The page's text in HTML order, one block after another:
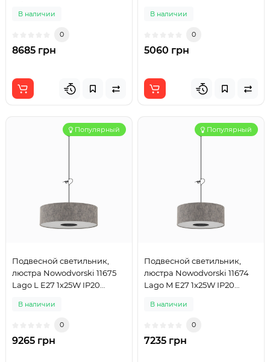
В наличии
0
8685 грн
В наличии
0
5060 грн
Популярный
Подвесной светильник,
люстра Nowodvorski 11675
Lago L E27 1x25W IP20
В наличии
0
9265 грн
Популярный
Подвесной светильник,
люстра Nowodvorski 11674
Lago M E27 1x25W IP20
В наличии
0
7235 грн